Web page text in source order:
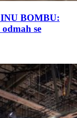
BOMBU:
se